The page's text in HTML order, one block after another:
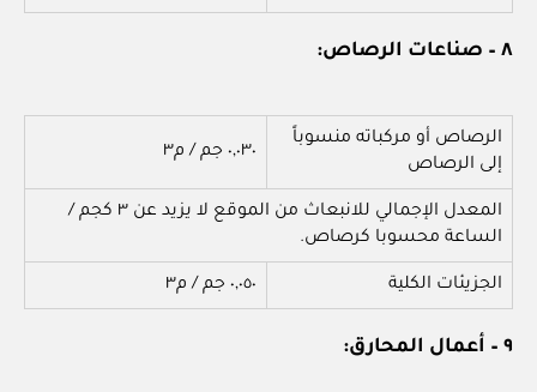
٨ – صناعات الرصاص:
الرصاص أو مركباته منسوباً
إلى الرصاص
٠,٠٣٠ جم / م٣
المعدل الإجمالي للانبعاث من الموقع لا يزيد عن ٣ كجم /
الساعة محسوبا كرصاص.
الجزيئات الكلية ٠,٠٥٠ جم / م٣
٩ – أعمال المحارق: